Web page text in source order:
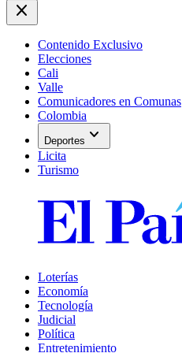
close
Contenido Exclusivo
Elecciones
Cali
Valle
Comunicadores en Comunas
Colombia
Deportes expand_more
Licita
Turismo
Loterías
Economía
Tecnología
Judicial
Política
Entretenimiento